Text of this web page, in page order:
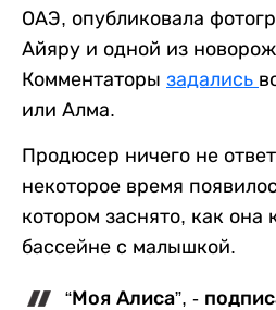
ОАЭ, опубликовала
Айяру и одной из
Комментаторы задались
или Алма.
Продюсер ничего не
некоторое время
котором заснято, как она
бассейне с малышкой.
“Моя Алиса”, -